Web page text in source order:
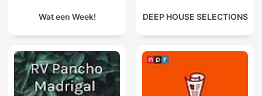
Wat een Week! DEEP HOUSE SELECTIONS